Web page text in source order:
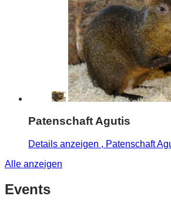
Patenschaft Agutis
Details anzeigen , Patenschaft
Alle anzeigen
Events